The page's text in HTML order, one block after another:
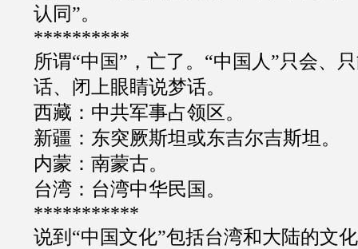
认同”。
**********
所谓“中国” ，亡了。“中国人 ”只会、
话、闭上眼睛说梦话。
西藏：中共军事占领区。
新疆：东突厥斯坦或东吉尔吉斯坦。
内蒙：南蒙古。
台湾：台湾中华民国。
***********
说到 “中国文化”包括台湾和大陆的文